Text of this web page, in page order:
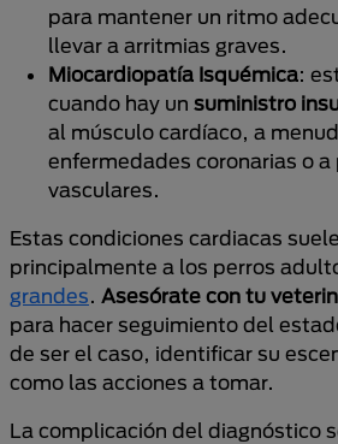
para mantener un ritmo
llevar a arritmias graves.
Miocardiopatía Isquémica:
cuando hay un suministro
al músculo cardíaco, a
enfermedades coronarias o
vasculares.
Estas condiciones cardiacas
principalmente a los perros
grandes. Asesórate con tu
para hacer seguimiento del
de ser el caso, identificar su
como las acciones a tomar.
La complicación del diagnóstico